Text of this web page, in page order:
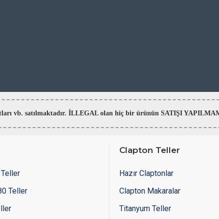
vb. satılmaktadır. İLLEGAL olan hiç bir ürünün SATIŞI
Teller
Clapton Teller
Hazır Claptonlar
Clapton Makaralar
Titanyum Teller